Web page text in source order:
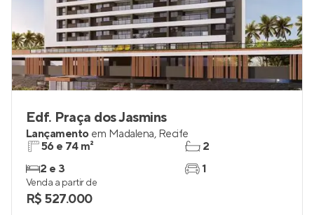
Edf. Praça dos Jasmins
Lançamento em Madalena, Recife
56 e 74 m²
2 e 3
2
1
Venda a partir de
R$ 527.000